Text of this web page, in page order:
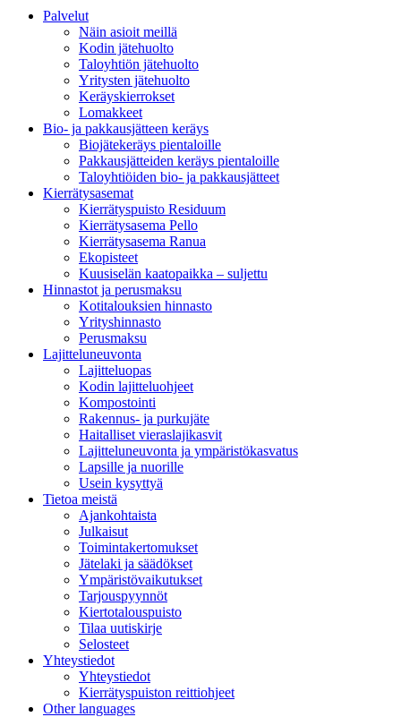
Palvelut
Näin asioit meillä
Kodin jätehuolto
Taloyhtiön jätehuolto
Yritysten jätehuolto
Keräyskierrokset
Lomakkeet
Bio- ja pakkausjätteen keräys
Biojätekeräys pientaloille
Pakkausjätteiden keräys pientaloille
Taloyhtiöiden bio- ja pakkausjätteet
Kierrätysasemat
Kierrätyspuisto Residuum
Kierrätysasema Pello
Kierrätysasema Ranua
Ekopisteet
Kuusiselän kaatopaikka – suljettu
Hinnastot ja perusmaksu
Kotitalouksien hinnasto
Yrityshinnasto
Perusmaksu
Lajitteluneuvonta
Lajitteluopas
Kodin lajitteluohjeet
Kompostointi
Rakennus- ja purkujäte
Haitalliset vieraslajikasvit
Lajitteluneuvonta ja ympäristökasvatus
Lapsille ja nuorille
Usein kysyttyä
Tietoa meistä
Ajankohtaista
Julkaisut
Toimintakertomukset
Jätelaki ja säädökset
Ympäristövaikutukset
Tarjouspyynnöt
Kiertotalouspuisto
Tilaa uutiskirje
Selosteet
Yhteystiedot
Yhteystiedot
Kierrätyspuiston reittiohjeet
Other languages